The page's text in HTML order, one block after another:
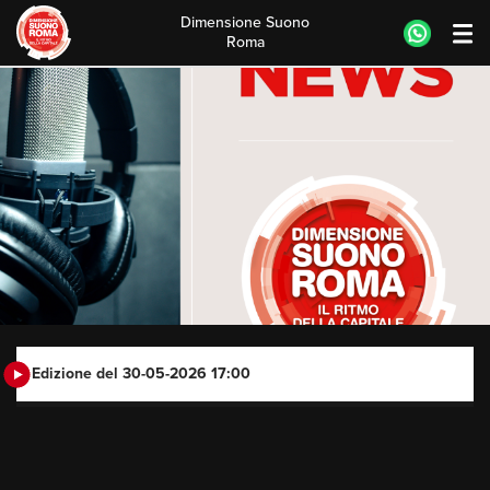
Skip
to
content
Dimensione Suono
Roma
Edizione del 30-05-2026 17:00